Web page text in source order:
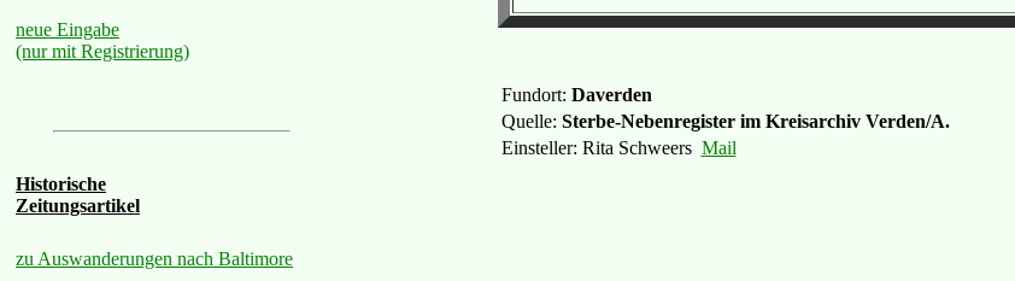
neue Eingabe
(nur mit Registrierung)
Historische
Zeitungsartikel
zu Auswanderungen nach Baltimore
Fundort: Daverden
Quelle: Sterbe-Nebenregister im Kreisarchiv Verden/A.
Einsteller: Rita Schweers Mail